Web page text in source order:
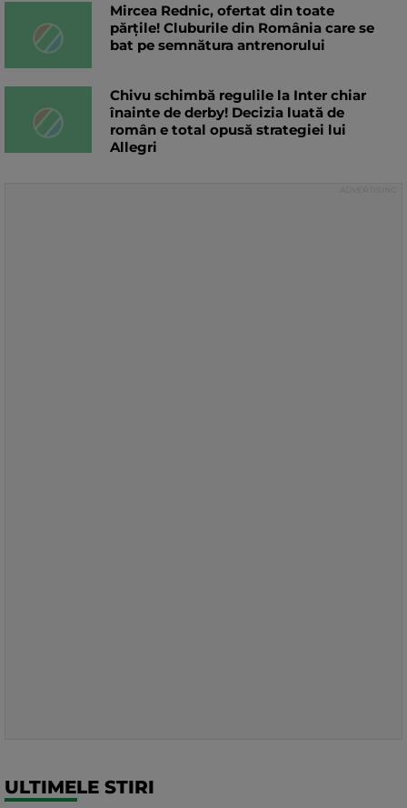
Mircea Rednic, ofertat din toate
părțile! Cluburile din România care se
bat pe semnătura antrenorului
Chivu schimbă regulile la Inter chiar
înainte de derby! Decizia luată de
român e total opusă strategiei lui
Allegri
ULTIMELE STIRI